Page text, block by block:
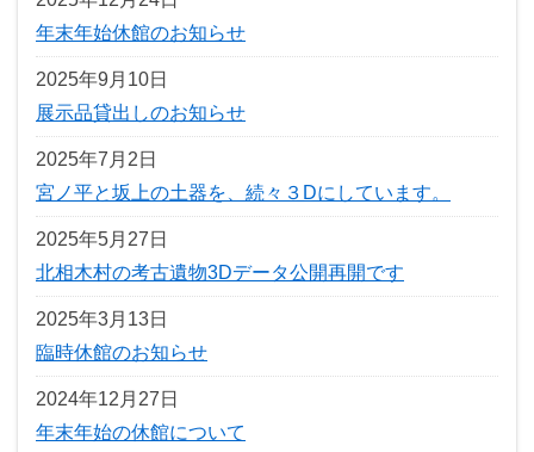
年末年始休館のお知らせ
2025年9月10日
展示品貸出しのお知らせ
2025年7月2日
宮ノ平と坂上の土器を、続々３Dにしています。
2025年5月27日
北相木村の考古遺物3Dデータ公開再開です
2025年3月13日
臨時休館のお知らせ
2024年12月27日
年末年始の休館について